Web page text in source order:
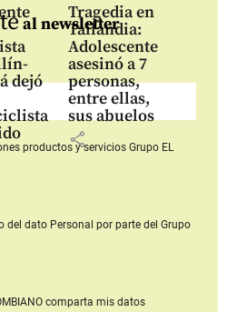
dejó
Tragedia en
Tailandia:
Adolescente
asesinó a 7
personas,
entre ellas,
sus abuelos
share
al newsletter
productos y serviciosGrupo EL
del dato Personal por parte del Grupo
comparta mis datos